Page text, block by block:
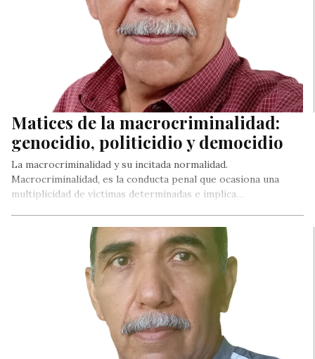
Matices de la macrocriminalidad:
genocidio, politicidio y democidio
La macrocriminalidad y su incitada normalidad.
Macrocriminalidad, es la conducta penal que ocasiona una
multiplicidad de víctimas determinadas e implica…